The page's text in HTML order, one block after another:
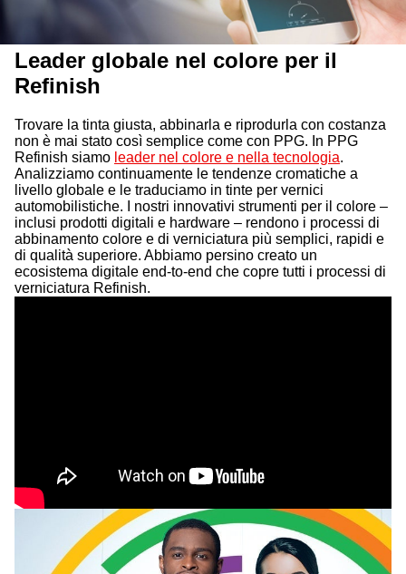
Leader globale nel colore per il
Refinish
Trovare la tinta giusta, abbinarla e riprodurla con costanza
non è mai stato così semplice come con PPG. In PPG
Refinish siamo leader nel colore e nella tecnologia.
Analizziamo continuamente le tendenze cromatiche a
livello globale e le traduciamo in tinte per vernici
automobilistiche. I nostri innovativi strumenti per il colore –
inclusi prodotti digitali e hardware – rendono i processi di
abbinamento colore e di verniciatura più semplici, rapidi e
di qualità superiore. Abbiamo persino creato un
ecosistema digitale end-to-end che copre tutti i processi di
verniciatura Refinish.